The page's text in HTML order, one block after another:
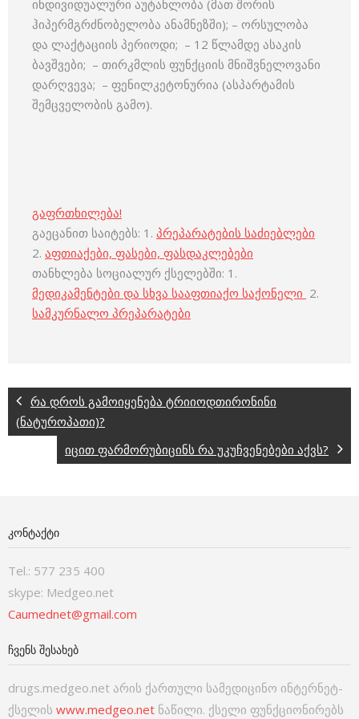
ინდივიდუალური აუტანლობა (მათ შორის
ჰიპერმგრძნობელობა ანამნეზში); – ორსულობა
და ლაქტაციის პერიოდი; – 12 წლამდე ასაკის
ბავშვები; – თირკმლის ფუნქციის მნიშვნელოვანი
დარღვევა; – ფენილკეტონურია (ასპარტამის
შემცველობის გამო).
გაფრთხილება!
გაეცანით საიტებს: 1. პრეპარატების საძიებლები
2. აფთიაქები, ფასები, ფასდაკლებები
თანხლება სოციალურ ქსელებში: 1.
მედიკამენტები და სხვა სააფთიაქო საქონელი 2.
სამკურნალო პრეპარატები
რა დროს გამოიყენება ტრიიოდთირონინი
(ნატუროპათი)?
იცით ფარმორუბიცინს რა უკუჩვენებები აქვს?
ᲙᲝᲜᲢᲐᲥᲢᲘ
Tel.: 577 235 400
skype: Medgeo.net
Caumednet@gmail.com
ᲩᲕᲔᲜᲡ ᲨᲔᲡᲐᲮᲔᲑ
drugs.medgeo.net არის ქართული სამედიცინო ინტერნეტ-
ქსელის www.medgeo.net ნაწილი. ქსელი ფუნქციონირებს